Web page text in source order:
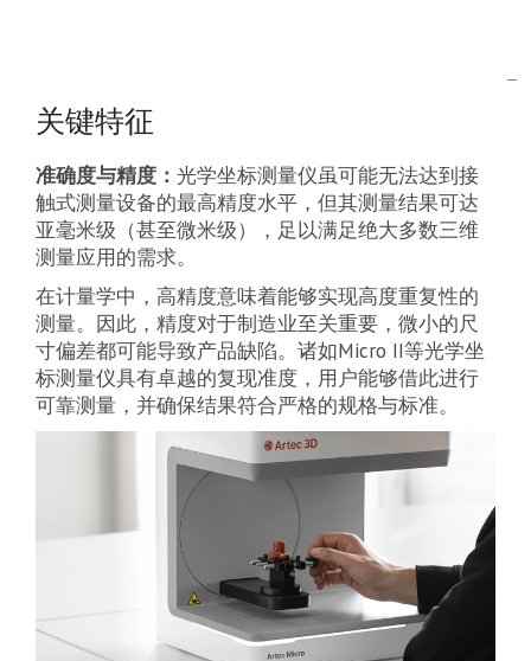
关键特征
准确度与精度： 光学坐标测量仪虽可能无法达到接
触式测量设备的最高精度水平，但其测量结果可达
亚毫米级（甚至微米级），足以满足绝大多数三维
测量应用的需求。
在计量学中，高精度意味着能够实现高度重复性的
测量。因此，精度对于制造业至关重要，微小的尺
寸偏差都可能导致产品缺陷。诸如Micro II等光学坐
标测量仪具有卓越的复现准度，用户能够借此进行
可靠测量，并确保结果符合严格的规格与标准。